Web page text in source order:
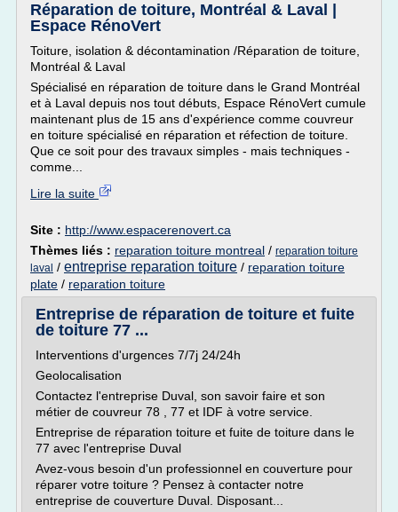
Réparation de toiture, Montréal & Laval |
Espace RénoVert
Toiture, isolation & décontamination /Réparation de toiture,
Montréal & Laval
Spécialisé en réparation de toiture dans le Grand Montréal
et à Laval depuis nos tout débuts, Espace RénoVert cumule
maintenant plus de 15 ans d'expérience comme couvreur
en toiture spécialisé en réparation et réfection de toiture.
Que ce soit pour des travaux simples - mais techniques -
comme...
Lire la suite
Site : http://www.espacerenovert.ca
Thèmes liés : reparation toiture montreal / reparation toiture
laval / entreprise reparation toiture / reparation toiture
plate / reparation toiture
Entreprise de réparation de toiture et fuite
de toiture 77 ...
Interventions d'urgences 7/7j 24/24h
Geolocalisation
Contactez l'entreprise Duval, son savoir faire et son
métier de couvreur 78 , 77 et IDF à votre service.
Entreprise de réparation toiture et fuite de toiture dans le
77 avec l'entreprise Duval
Avez-vous besoin d'un professionnel en couverture pour
réparer votre toiture ? Pensez à contacter notre
entreprise de couverture Duval. Disposant...